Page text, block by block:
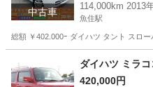
中古車
114,000km 2013
魚住駅
総額 ￥402.000ｰ ダイハツ タント スロ
魚住駅 タント
ダイハツ ミラコ
420,000円